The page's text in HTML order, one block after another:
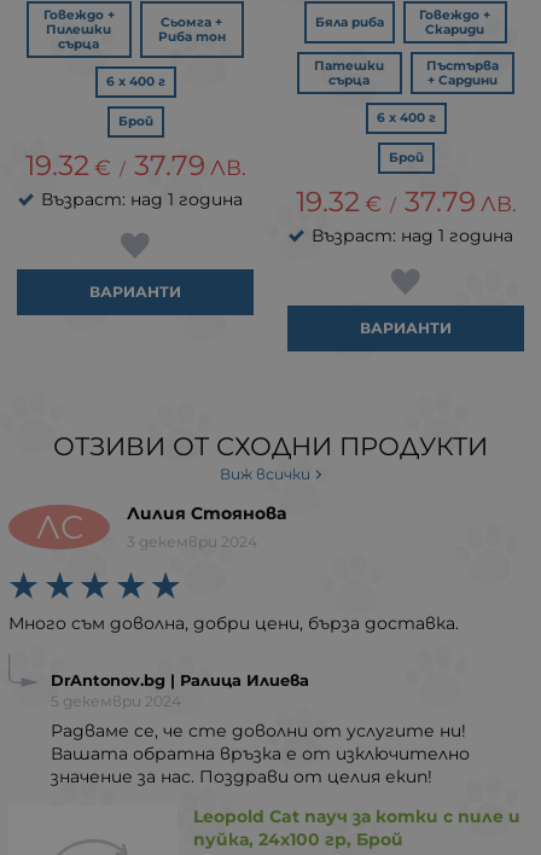
Говеждо +
Пилешки
сърца
Сьомга +
Риба тон
6 х 400 г
Брой
19.32 € / 37.79 ЛВ.
Възраст: над 1 година
ВАРИАНТИ
Бяла риба
Говеждо +
Скариди
Патешки
сърца
Пъстърва
+ Сардини
6 х 400 г
Брой
19.32 € / 37.79 ЛВ.
Възраст: над 1 година
ВАРИАНТИ
ОТЗИВИ ОТ СХОДНИ ПРОДУКТИ
Виж всички
ЛС Лилия Стоянова
3 декември 2024
Много съм доволна, добри цени, бърза доставка.
DrAntonov.bg | Ралица Илиева
5 декември 2024
Радваме се, че сте доволни от услугите ни!
Вашата обратна връзка е от изключително
значение за нас. Поздрави от целия екип!
Leopold Cat пауч за котки с пиле и
пуйка, 24х100 гр, Брой